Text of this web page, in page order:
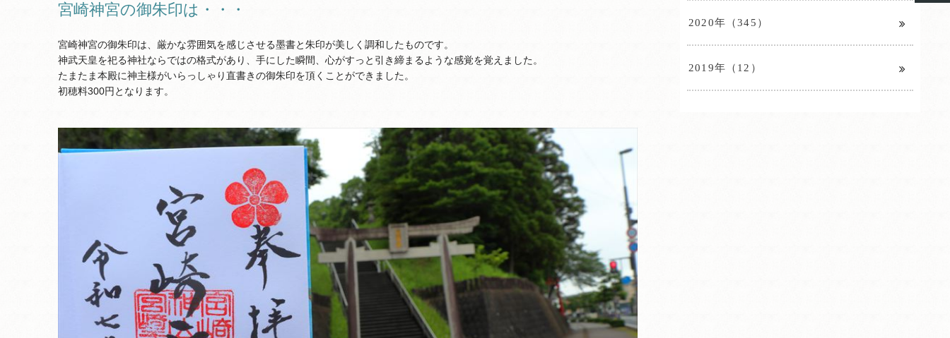
宮崎神宮の御朱印は・・・
宮崎神宮の御朱印は、厳かな雰囲気を感じさせる墨書と朱印が美しく調和したものです。
神武天皇を祀る神社ならではの格式があり、手にした瞬間、心がすっと引き締まるような感覚を覚えました。
たまたま本殿に神主様がいらっしゃり直書きの御朱印を頂くことができました。
初穂料300円となります。
2020年（345）
2019年（12）